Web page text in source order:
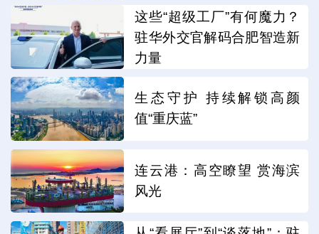
这些“超级工厂”有何魔力？
驻华外交官解码合肥智造新
力量
生态守护 持续解锁高颜
值“重庆蓝”
连云港：高空瞭望 赏海滨
风光